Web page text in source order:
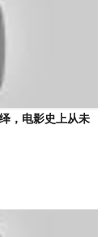
，电影史上从未